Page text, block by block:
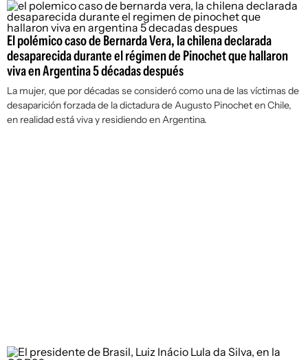
El polémico caso de Bernarda Vera, la chilena declarada
desaparecida durante el régimen de Pinochet que hallaron
viva en Argentina 5 décadas después
La mujer, que por décadas se consideró como una de las víctimas de
desaparición forzada de la dictadura de Augusto Pinochet en Chile,
en realidad está viva y residiendo en Argentina.